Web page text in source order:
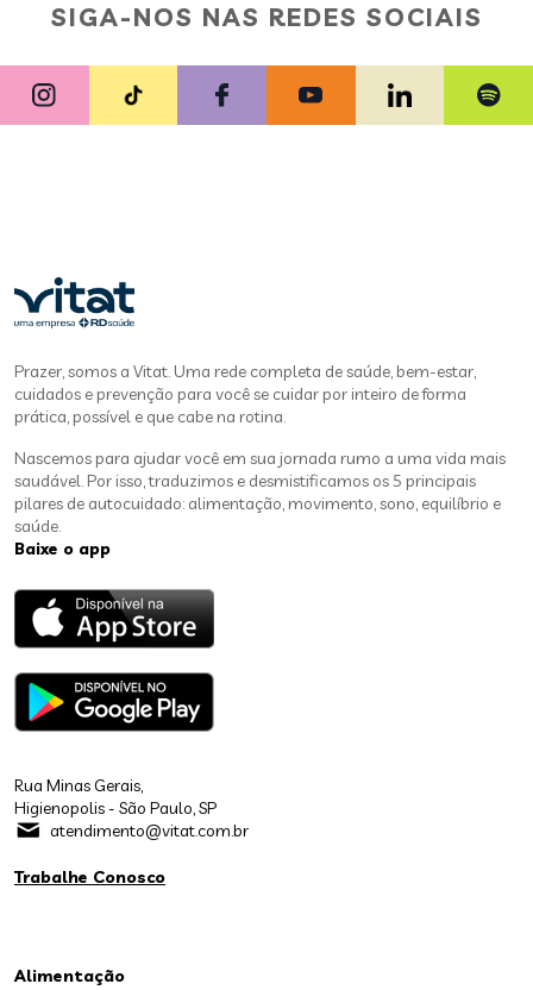
SIGA-NOS NAS REDES SOCIAIS
Prazer, somos a Vitat. Uma rede completa de saúde, bem-estar,
cuidados e prevenção para você se cuidar por inteiro de forma
prática, possível e que cabe na rotina.
Nascemos para ajudar você em sua jornada rumo a uma vida mais
saudável. Por isso, traduzimos e desmistificamos os 5 principais
pilares de autocuidado: alimentação, movimento, sono, equilíbrio e
saúde.
Baixe o app
Rua Minas Gerais,
Higienopolis - São Paulo, SP
atendimento@vitat.com.br
Trabalhe Conosco
Alimentação